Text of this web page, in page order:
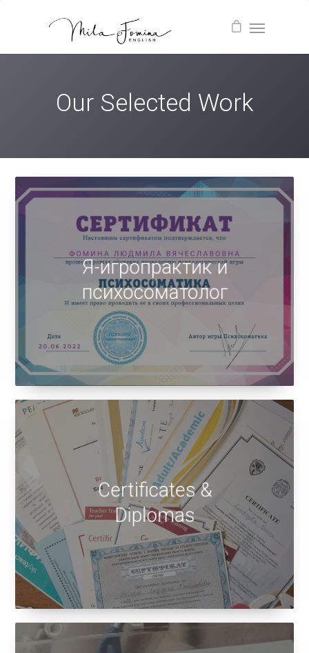
Our Selected Work
Я-игропрактик и
психосоматолог
Certificates &
Diplomas